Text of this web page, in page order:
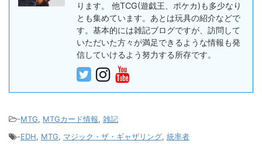
ります。 他TCG(遊戯王、ポケカ)も多少なり
とも集めています。あとは玩具の紹介などで
す。基本的には雑記ブログですが、訪問して
いただいた方々が満足できるような情報も発
信していけるよう努力する所存です。
-MTG, MTGカード情報, 雑記
-EDH, MTG, マジック・ザ・ギャザリング, 統率者